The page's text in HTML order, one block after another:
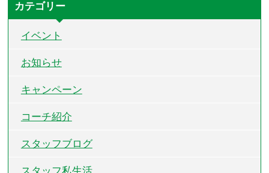
カテゴリー
イベント
お知らせ
キャンペーン
コーチ紹介
スタッフブログ
スタッフ私生活